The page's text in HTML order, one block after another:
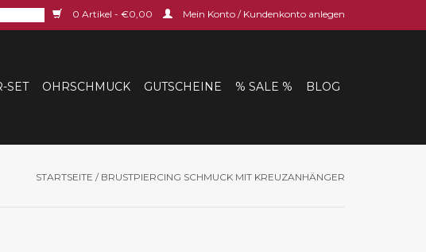
0 Artikel - €0,00 Mein Konto / Kundenkonto anlegen
SET OHRSCHMUCK GUTSCHEINE % SALE % BLOG
STARTSEITE / BRUSTPIERCING SCHMUCK MIT KREUZANHÄNGER